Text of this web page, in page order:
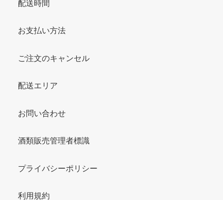
配送時間
お支払い方法
ご注文のキャンセル
配送エリア
お問い合わせ
酒類販売管理者標識
プライバシーポリシー
利用規約